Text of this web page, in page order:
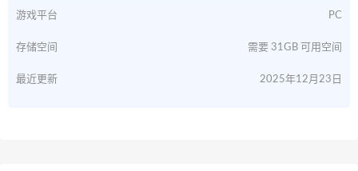
游戏平台 PC
存储空间 需要 31GB 可用空间
最近更新 2025年12月23日